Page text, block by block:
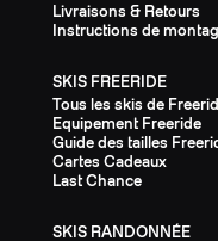
Livraisons & Retours
Instructions de
SKIS FREERIDE
Tous les skis de
Equipement Freeride
Guide des tailles
Cartes Cadeaux
Last Chance
SKIS RANDONNÉE